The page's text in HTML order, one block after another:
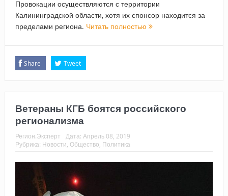
Провокации осуществляются с территории
Калининградской области, хотя их спонсор находится за
пределами региона. Читать полностью
Share Tweet
Ветераны КГБ боятся российского
регионализма
Регион.Эксперт Дата: Апрель 08, 2019
Рубрика: Новости, Общество, Политика